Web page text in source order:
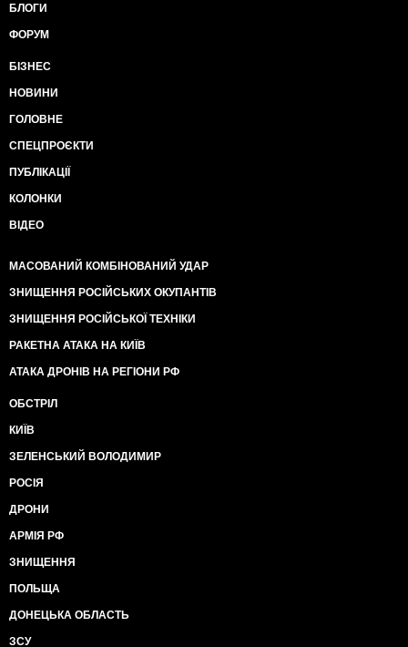
БЛОГИ
ФОРУМ
БІЗНЕС
НОВИНИ
ГОЛОВНЕ
СПЕЦПРОЄКТИ
ПУБЛІКАЦІЇ
КОЛОНКИ
ВІДЕО
МАСОВАНИЙ КОМБІНОВАНИЙ УДАР
ЗНИЩЕННЯ РОСІЙСЬКИХ ОКУПАНТІВ
ЗНИЩЕННЯ РОСІЙСЬКОЇ ТЕХНІКИ
РАКЕТНА АТАКА НА КИЇВ
АТАКА ДРОНІВ НА РЕГІОНИ РФ
ОБСТРІЛ
КИЇВ
ЗЕЛЕНСЬКИЙ ВОЛОДИМИР
РОСІЯ
ДРОНИ
АРМІЯ РФ
ЗНИЩЕННЯ
ПОЛЬЩА
ДОНЕЦЬКА ОБЛАСТЬ
ЗСУ